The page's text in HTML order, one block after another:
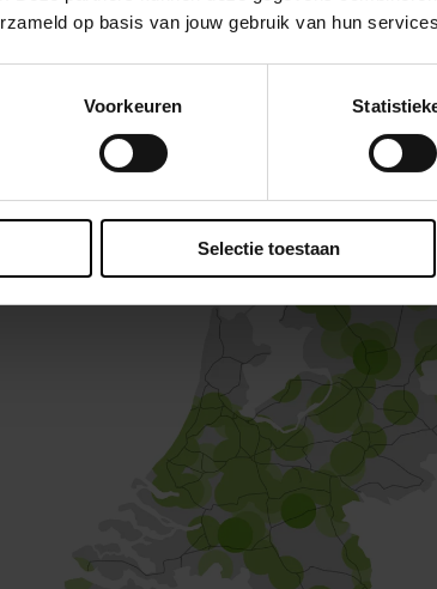
op basis van jouw gebruik van hun
Voorkeuren
Selectie toestaan
en broeden ze in grote getalen